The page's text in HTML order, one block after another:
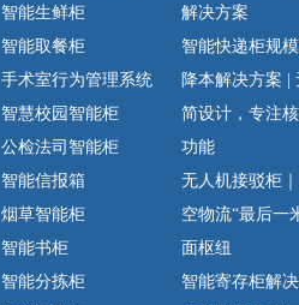
智能生鲜柜
智能取餐柜
手术室行为管理系统
智慧校园智能柜
公检法司智能柜
智能信报箱
烟草智能柜
智能书柜
智能分拣柜
解决方案
智能快递柜规
降本解决方案 |
简设计，专注
功能
无人机接驳柜
空物流“最后一
面枢纽
智能寄存柜解